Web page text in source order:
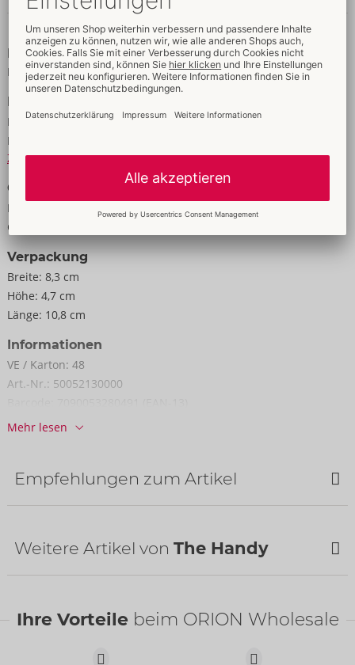
Daten & Eigenschaften
Eigenschaften
Für Männer
Daten
Farbe: schwarz
Material:
Zur Materialkunde
Größe
Länge:
Gewicht:
Verpackung
Breite: 8,3 cm
Höhe: 4,7 cm
Länge: 10,8 cm
Informationen
VE / Karton: 48
Art.-Nr.: 50052130000
Zolltarifnummer:
Verfügbarkeit
nächste Lieferung:35/2026
Mehr lesen
Empfehlungen zum Artikel
Weitere Artikel von The Handy
Ihre Vorteile beim ORION Wholesale